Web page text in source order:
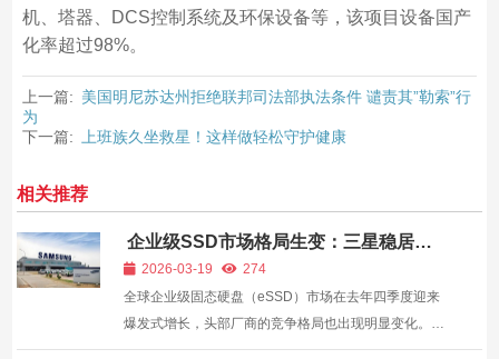
机、塔器、DCS控制系统及环保设备等，该项目设备国产
化率超过98%。
上一篇: 美国明尼苏达州拒绝联邦司法部执法条件 谴责其”勒索”行
为
下一篇:
上班族久坐救星！这样做轻松守护健康
相关推荐
企业级SSD市场格局生变：三星稳居榜
首，SK海力士猛追缩小差距
2026-03-19
274
全球企业级固态硬盘（eSSD）市场在去年四季度迎来
爆发式增长，头部厂商的竞争格局也出现明显变化。三
星电子依旧守住市场第一的位置，而SK海力士凭借高